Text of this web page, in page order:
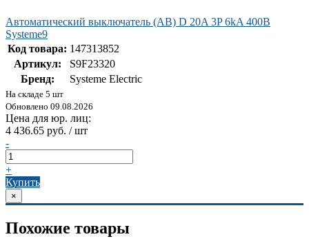
Автоматический выключатель (АВ) D 20A 3P 6kA 400В
Systeme9
Код товара: 147313852
Артикул:
S9F23320
Бренд:
Systeme Electric
На складе 5 шт
Обновлено 09.08.2026
Цена для юр. лиц:
4 436.65 руб. / шт
-
+
Купить
×
Похожие товары